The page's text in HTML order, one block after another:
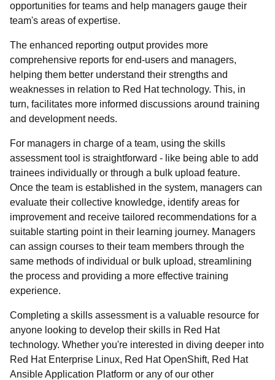
opportunities for teams and help managers gauge their
team's areas of expertise.
The enhanced reporting output provides more
comprehensive reports for end-users and managers,
helping them better understand their strengths and
weaknesses in relation to Red Hat technology. This, in
turn, facilitates more informed discussions around training
and development needs.
For managers in charge of a team, using the skills
assessment tool is straightforward - like being able to add
trainees individually or through a bulk upload feature.
Once the team is established in the system, managers can
evaluate their collective knowledge, identify areas for
improvement and receive tailored recommendations for a
suitable starting point in their learning journey. Managers
can assign courses to their team members through the
same methods of individual or bulk upload, streamlining
the process and providing a more effective training
experience.
Completing a skills assessment is a valuable resource for
anyone looking to develop their skills in Red Hat
technology. Whether you're interested in diving deeper into
Red Hat Enterprise Linux, Red Hat OpenShift, Red Hat
Ansible Application Platform or any of our other